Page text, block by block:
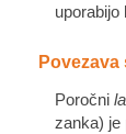
uporabijo
Poročni
zanka) je